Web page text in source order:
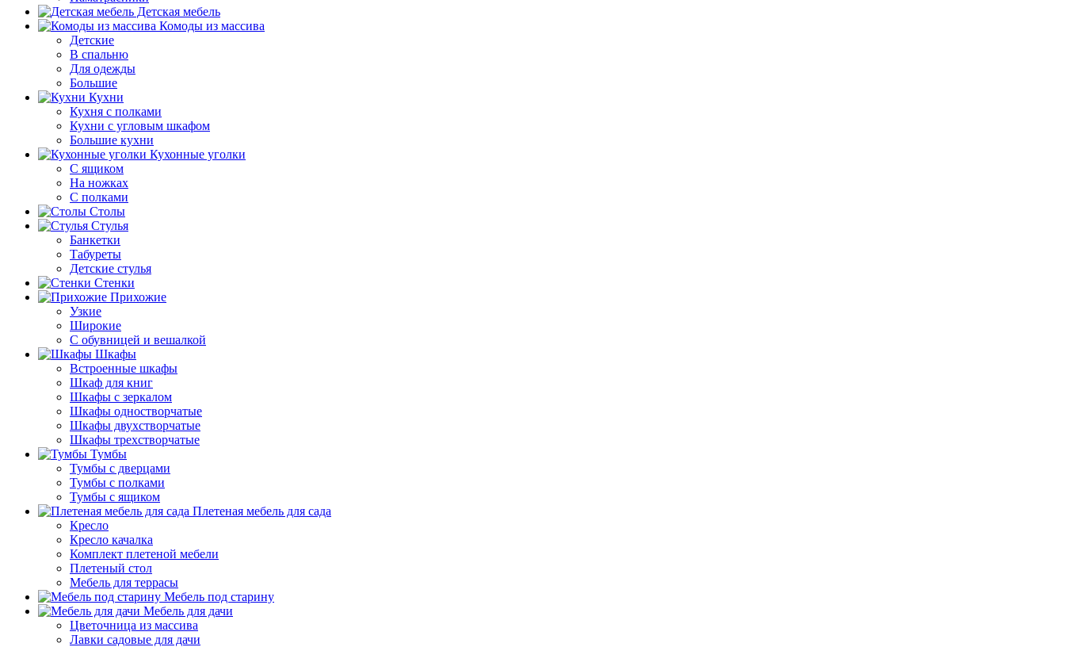
Детская мебель
Комоды из массива
Детские
В спальню
Для одежды
Большие
Кухни
Кухня с полками
Кухни с угловым шкафом
Большие кухни
Кухонные уголки
С ящиком
На ножках
С полками
Столы
Стулья
Банкетки
Табуреты
Детские стулья
Стенки
Прихожие
Узкие
Широкие
С обувницей и вешалкой
Шкафы
Встроенные шкафы
Шкаф для книг
Шкафы с зеркалом
Шкафы одностворчатые
Шкафы двухстворчатые
Шкафы трехстворчатые
Тумбы
Тумбы с дверцами
Тумбы с полками
Тумбы с ящиком
Плетеная мебель для сада
Кресло
Кресло качалка
Комплект плетеной мебели
Плетеный стол
Мебель для террасы
Мебель под старину
Мебель для дачи
Цветочница из массива
Лавки садовые для дачи